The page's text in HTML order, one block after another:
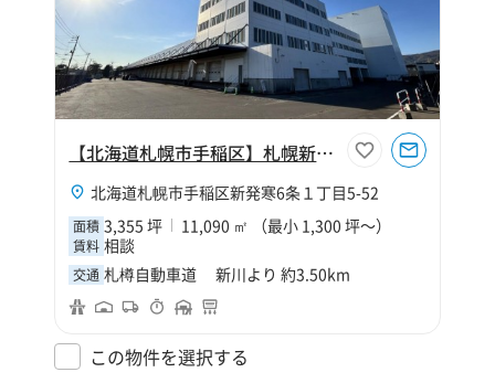
【北海道札幌市手稲区】札幌新発寒物流センター
北海道札幌市手稲区新発寒6条１丁目5-52
面積 3,355 坪 11,090 ㎡ （最小 1,300 坪～）
賃料 相談
交通 札樽自動車道 新川より 約3.50km
この物件を選択する